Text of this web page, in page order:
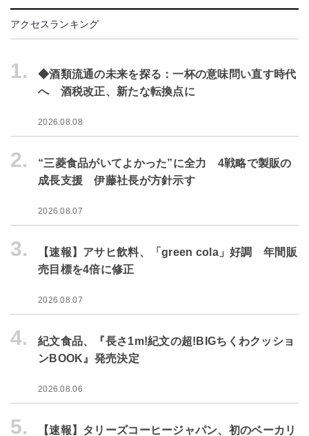
アクセスランキング
1.
◆酒類流通の未来を探る：一杯の意味問い直す時代
へ 酒税改正、新たな転換点に
2026.08.08
2.
“三菱食品がいてよかった”に全力 4戦略で製販の
成長支援 伊藤社長が方針示す
2026.08.07
3.
【速報】アサヒ飲料、「green cola」好調 年間販
売目標を4倍に修正
2026.08.07
4.
紀文食品、『長さ1m!紀文の超!BIGちくわクッショ
ンBOOK』発売決定
2026.08.06
5. 【速報】タリーズコーヒージャパン、初のベーカリ